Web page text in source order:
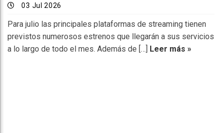
03 Jul 2026
Para julio las principales plataformas de streaming tienen
previstos numerosos estrenos que llegarán a sus servicios
a lo largo de todo el mes. Además de […] Leer más »